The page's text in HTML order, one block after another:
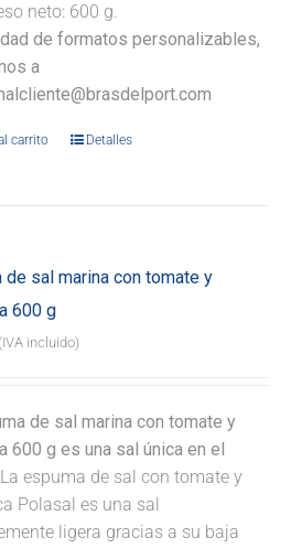
neto: 600 g.
de formatos personalizables,
a
carrito Detalles
de sal marina con tomate y
600 g
(IVA incluido)
de sal marina con tomate y
600 g es una sal única en el
La espuma de sal con tomate y
Polasal es una sal
ligera gracias a su baja